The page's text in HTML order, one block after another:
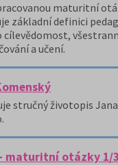
maturitní
základní definici
cílevědomost,
a učení.
stručný životopis
maturitní otázky 1/3